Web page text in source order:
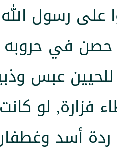
رسول
حصن في
عبس
فزارة, لو
أسد